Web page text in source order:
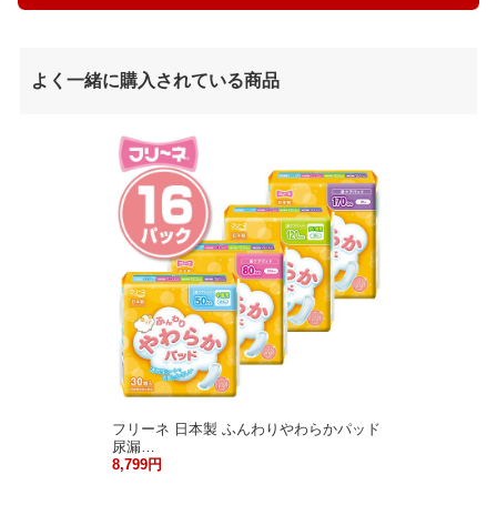
よく一緒に購入されている商品
フリーネ 日本製 ふんわりやわらかパッド
尿漏…
8,799円